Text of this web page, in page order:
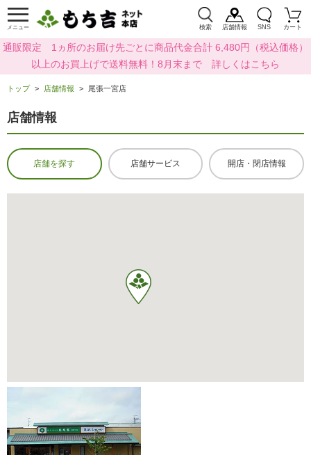
メニュー 検索 店舗情報 SNS カート
通販限定 1ヵ所のお届け先ごとに商品代金合計 6,480円（税込価格）
以上のお買上げで送料無料！8月末まで 詳しくはこちら
トップ 店舗情報 尾張一宮店
店舗情報
店舗を探す 店舗サービス 開店・閉店情報